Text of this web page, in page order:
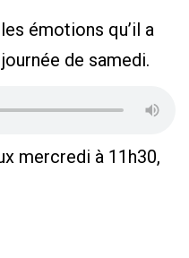
émotions qu’il a
de samedi.
mercredi à 11h30,